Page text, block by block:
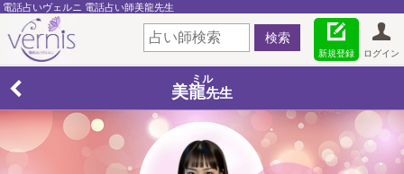
電話占いヴェルニ 電話占い師美龍先生
ログイン
新規登録
ミル
美龍先生